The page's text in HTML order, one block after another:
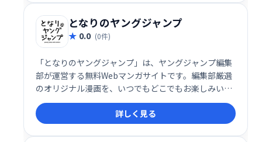
となりのヤングジャンプ
0.0 (0件)
「となりのヤングジャンプ」は、ヤングジャンプ編集
部が運営する無料Webマンガサイトです。編集部厳選
のオリジナル漫画を、いつでもどこでもお楽しみいた
だけます。人気作品から話題作まで、幅広いジャンル
の漫画が充実！ 無料で気軽に、最高のマンガ体験をど
うぞ！
詳しく見る